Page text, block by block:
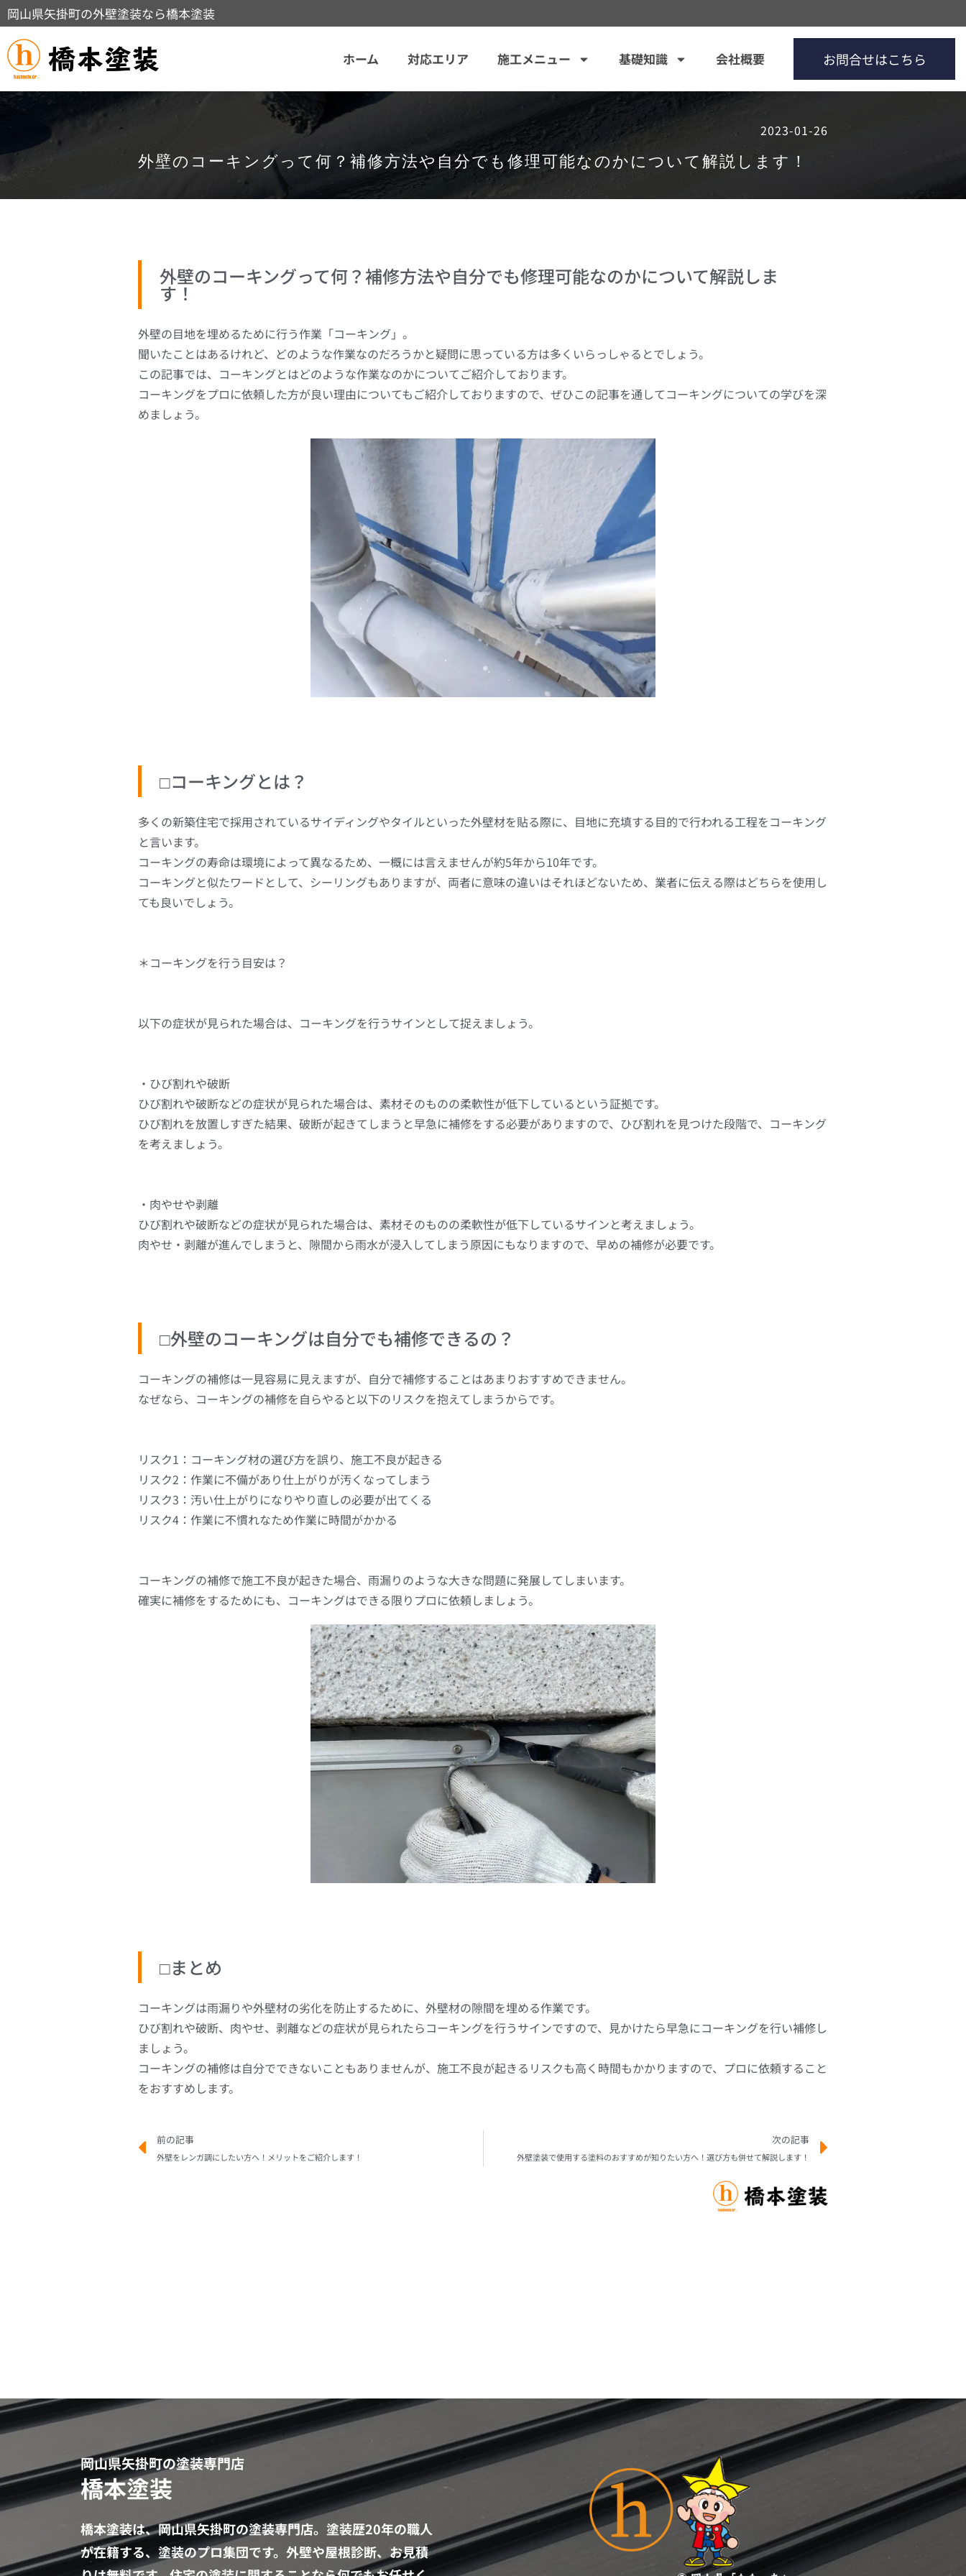
岡山県矢掛町の外壁塗装なら橋本塗装
ホーム 対応エリア 施工メニュー 基礎知識 会社概要 お問合せはこちら
2023-01-26
外壁のコーキングって何？補修方法や自分でも修理可能なのかについて解説します！
外壁のコーキングって何？補修方法や自分でも修理可能なのかについて解説しま
す！
外壁の目地を埋めるために行う作業「コーキング」。
聞いたことはあるけれど、どのような作業なのだろうかと疑問に思っている方は多くいらっしゃるとでしょう。
この記事では、コーキングとはどのような作業なのかについてご紹介しております。
コーキングをプロに依頼した方が良い理由についてもご紹介しておりますので、ぜひこの記事を通してコーキングについての学びを深
めましょう。
□コーキングとは？
多くの新築住宅で採用されているサイディングやタイルといった外壁材を貼る際に、目地に充填する目的で行われる工程をコーキング
と言います。
コーキングの寿命は環境によって異なるため、一概には言えませんが約5年から10年です。
コーキングと似たワードとして、シーリングもありますが、両者に意味の違いはそれほどないため、業者に伝える際はどちらを使用し
ても良いでしょう。
＊コーキングを行う目安は？
以下の症状が見られた場合は、コーキングを行うサインとして捉えましょう。
・ひび割れや破断
ひび割れや破断などの症状が見られた場合は、素材そのものの柔軟性が低下しているという証拠です。
ひび割れを放置しすぎた結果、破断が起きてしまうと早急に補修をする必要がありますので、ひび割れを見つけた段階で、コーキング
を考えましょう。
・肉やせや剥離
ひび割れや破断などの症状が見られた場合は、素材そのものの柔軟性が低下しているサインと考えましょう。
肉やせ・剥離が進んでしまうと、隙間から雨水が浸入してしまう原因にもなりますので、早めの補修が必要です。
□外壁のコーキングは自分でも補修できるの？
コーキングの補修は一見容易に見えますが、自分で補修することはあまりおすすめできません。
なぜなら、コーキングの補修を自らやると以下のリスクを抱えてしまうからです。
リスク1：コーキング材の選び方を誤り、施工不良が起きる
リスク2：作業に不備があり仕上がりが汚くなってしまう
リスク3：汚い仕上がりになりやり直しの必要が出てくる
リスク4：作業に不慣れなため作業に時間がかかる
コーキングの補修で施工不良が起きた場合、雨漏りのような大きな問題に発展してしまいます。
確実に補修をするためにも、コーキングはできる限りプロに依頼しましょう。
□まとめ
コーキングは雨漏りや外壁材の劣化を防止するために、外壁材の隙間を埋める作業です。
ひび割れや破断、肉やせ、剥離などの症状が見られたらコーキングを行うサインですので、見かけたら早急にコーキングを行い補修し
ましょう。
コーキングの補修は自分でできないこともありませんが、施工不良が起きるリスクも高く時間もかかりますので、プロに依頼すること
をおすすめします。
前の記事
外壁をレンガ調にしたい方へ！メリットをご紹介します！
次の記事
外壁塗装で使用する塗料のおすすめが知りたい方へ！選び方も併せて解説します！
岡山県矢掛町の塗装専門店
橋本塗装
橋本塗装は、岡山県矢掛町の塗装専門店。塗装歴20年の職人
が在籍する、塗装のプロ集団です。外壁や屋根診断、お見積